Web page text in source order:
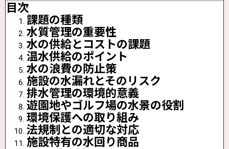
目次
課題の種類
水質管理の重要性
水の供給とコストの課題
温水供給のポイント
水の浪費の防止策
施設の水漏れとそのリスク
排水管理の環境的意義
遊園地やゴルフ場の水景の役割
環境保護への取り組み
法規制との適切な対応
施設特有の水回り商品